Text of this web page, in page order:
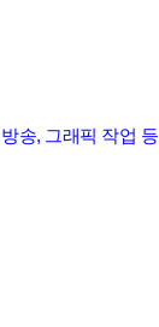
송, 그래픽 작업 등